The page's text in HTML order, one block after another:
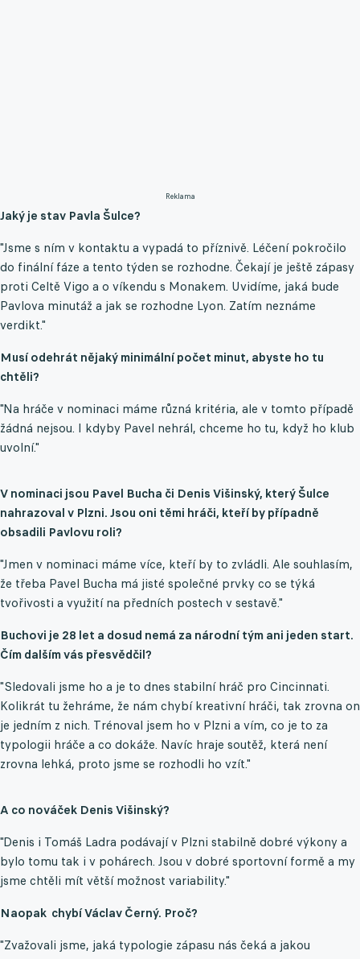
Reklama
Jaký je stav Pavla Šulce?
"Jsme s ním v kontaktu a vypadá to příznivě. Léčení pokročilo
do finální fáze a tento týden se rozhodne. Čekají je ještě zápasy
proti Celtě Vigo a o víkendu s Monakem. Uvidíme, jaká bude
Pavlova minutáž a jak se rozhodne Lyon. Zatím neznáme
verdikt."
Musí odehrát nějaký minimální počet minut, abyste ho tu
chtěli?
"Na hráče v nominaci máme různá kritéria, ale v tomto případě
žádná nejsou. I kdyby Pavel nehrál, chceme ho tu, když ho klub
uvolní."
V nominaci jsou Pavel Bucha či Denis Višinský, který Šulce
nahrazoval v Plzni. Jsou oni těmi hráči, kteří by případně
obsadili Pavlovu roli?
"Jmen v nominaci máme více, kteří by to zvládli. Ale souhlasím,
že třeba Pavel Bucha má jisté společné prvky co se týká
tvořivosti a využití na předních postech v sestavě."
Buchovi je 28 let a dosud nemá za národní tým ani jeden start.
Čím dalším vás přesvědčil?
"Sledovali jsme ho a je to dnes stabilní hráč pro Cincinnati.
Kolikrát tu žehráme, že nám chybí kreativní hráči, tak zrovna on
je jedním z nich. Trénoval jsem ho v Plzni a vím, co je to za
typologii hráče a co dokáže. Navíc hraje soutěž, která není
zrovna lehká, proto jsme se rozhodli ho vzít."
A co nováček Denis Višinský?
"Denis i Tomáš Ladra podávají v Plzni stabilně dobré výkony a
bylo tomu tak i v pohárech. Jsou v dobré sportovní formě a my
jsme chtěli mít větší možnost variability."
Naopak chybí Václav Černý. Proč?
"Zvažovali jsme, jaká typologie zápasu nás čeká a jakou